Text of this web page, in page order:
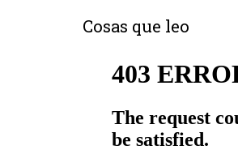
Cosas que leo